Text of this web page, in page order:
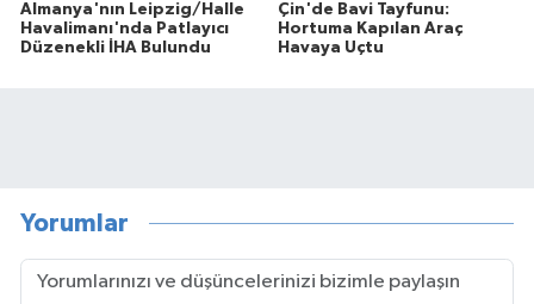
Almanya'nın Leipzig/Halle
Havalimanı'nda Patlayıcı
Düzenekli İHA Bulundu
Çin'de Bavi Tayfunu:
Hortuma Kapılan Araç
Havaya Uçtu
Yorumlar